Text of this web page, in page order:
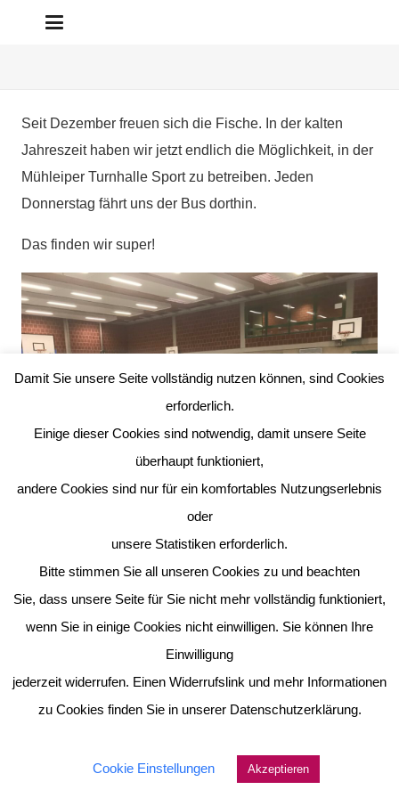
Seit Dezember freuen sich die Fische. In der kalten
Jahreszeit haben wir jetzt endlich die Möglichkeit, in der
Mühleiper Turnhalle Sport zu betreiben. Jeden
Donnerstag fährt uns der Bus dorthin.
Das finden wir super!
Damit Sie unsere Seite vollständig nutzen können, sind Cookies
erforderlich.
Einige dieser Cookies sind notwendig, damit unsere Seite
überhaupt funktioniert,
andere Cookies sind nur für ein komfortables Nutzungserlebnis
oder
unsere Statistiken erforderlich.
Bitte stimmen Sie all unseren Cookies zu und beachten
Sie, dass unsere Seite für Sie nicht mehr vollständig funktioniert,
wenn Sie in einige Cookies nicht einwilligen. Sie können Ihre
Einwilligung
jederzeit widerrufen. Einen Widerrufslink und mehr Informationen
zu Cookies finden Sie in unserer Datenschutzerklärung.
Cookie Einstellungen Akzeptieren